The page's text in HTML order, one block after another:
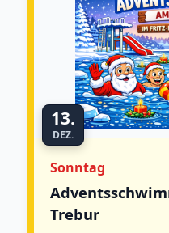
13.
DEZ.
Sonntag
Trebur